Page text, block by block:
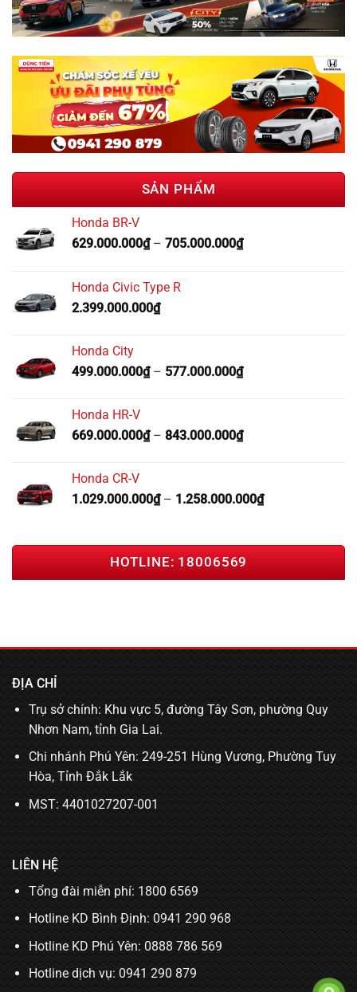
SẢN PHẨM
Honda BR-V
629.000.000₫– 705.000.000₫
Honda Civic Type R
2.399.000.000₫
Honda City
499.000.000₫– 577.000.000₫
Honda HR-V
669.000.000₫– 843.000.000₫
Honda CR-V
1.029.000.000₫– 1.258.000.000₫
HOTLINE: 18006569
ĐỊA CHỈ
Trụ sở chính: Khu vực 5, đường Tây Sơn, phường Quy
Nhơn Nam, tỉnh Gia Lai.
Chi nhánh Phú Yên: 249-251 Hùng Vương, Phường Tuy
Hòa, Tỉnh Đắk Lắk
MST: 4401027207-001
LIÊN HỆ
Tổng đài miễn phí: 1800 6569
Hotline KD Bình Định:0941 290 968
Hotline KD Phú Yên:0888 786 569
Hotline dịch vụ: 0941 290 879